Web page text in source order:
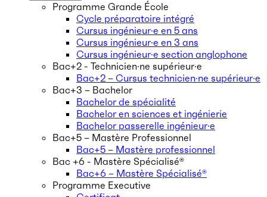
Programme Grande École
Cycle préparatoire intégré
Cursus ingénieur·e en 5 ans
Cursus ingénieur·e en 3 ans
Cursus ingénieur·e section anglophone
Bac+2 - Technicien·ne supérieur·e
Bac+2 – Cursus technicien·ne supérieur·e
Bac+3 – Bachelor
Bachelor de spécialité
Bachelor en sciences et ingénierie
Bachelor passerelle ingénieur·e
Bac+5 – Mastère Professionnel
Bac+5 – Mastère professionnel
Bac +6 - Mastère Spécialisé®
Bac+6 – Mastère Spécialisé®
Programme Executive